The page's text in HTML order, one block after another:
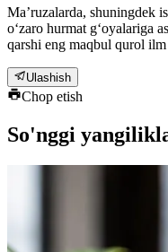
Maʼruzalarda, shuningdek
o‘zaro hurmat g‘oyalariga
qarshi eng maqbul qurol
Ulashish
Chop etish
So'nggi